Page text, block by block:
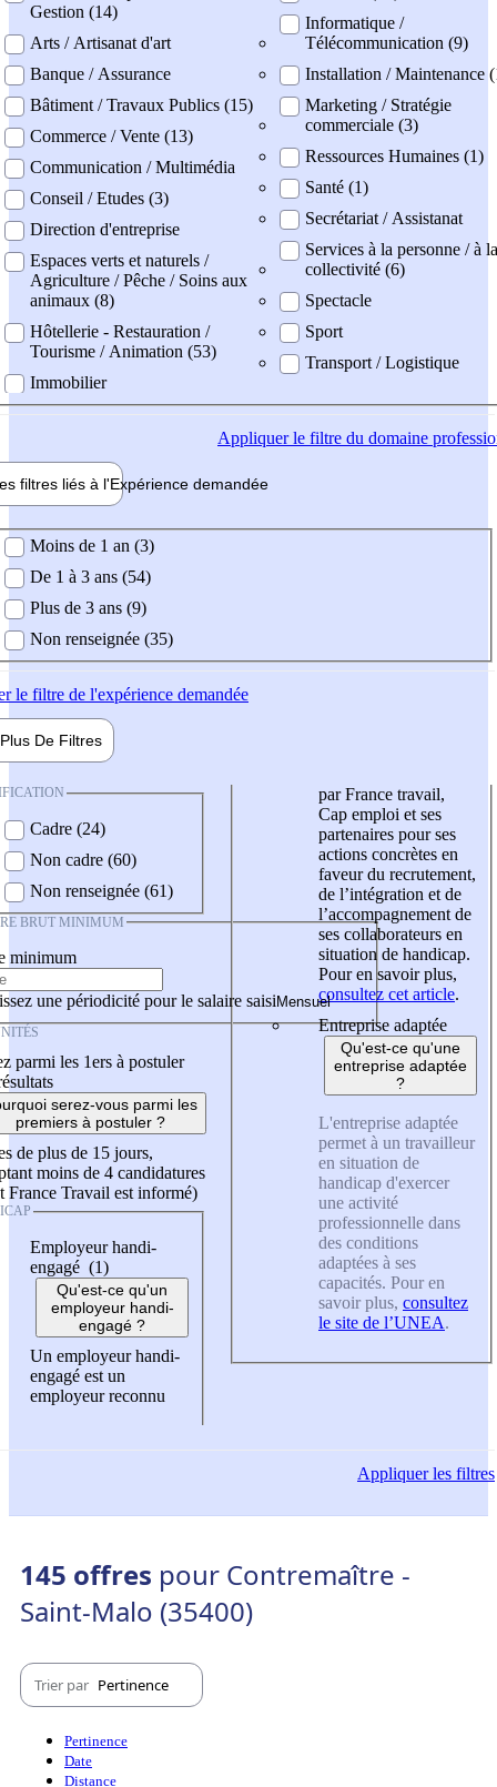
Gestion (14)
Arts / Artisanat d'art
Banque / Assurance
Bâtiment / Travaux Publics (15)
Commerce / Vente (13)
Communication / Multimédia
Conseil / Etudes (3)
Direction d'entreprise
Espaces verts et naturels /
Agriculture / Pêche / Soins aux
animaux (8)
Hôtellerie - Restauration /
Tourisme / Animation (53)
Immobilier
Informatique /
Télécommunication (9)
Installation / Maintenance
Marketing / Stratégie
commerciale (3)
Ressources Humaines (1)
Santé (1)
Secrétariat / Assistanat
Services à la personne / à la
collectivité (6)
Spectacle
Sport
Transport / Logistique
Appliquerle filtre du domaine
filtres liés à l'Expérience demandée
demandée
Moins de 1 an (3)
De 1 à 3 ans (54)
Plus de 3 ans (9)
Non renseignée (35)
le filtre de l'expérience demandée
Plus De Filtres
Cadre (24)
Non cadre (60)
Non renseignée (61)
BRUT MINIMUM
minimum
une périodicité pour le salaire saisi
parmi les 1ers à postuler
serez-vous parmi les
premiers à postuler ?
de plus de 15 jours,
moins de 4 candidatures
France Travail est informé)
Employeur handi-
engagé (1)
Qu'est-ce qu'un
employeur handi-
engagé ?
Un employeur handi-
engagé est un
employeur reconnu
par France travail,
Cap emploi et ses
partenaires pour ses
actions concrètes en
faveur du recrutement,
de l’intégration et de
l’accompagnement de
ses collaborateurs en
situation de handicap.
Pour en savoir plus,
consultez cet article.
Entreprise adaptée
Qu'est-ce qu'une
entreprise adaptée
?
L'entreprise adaptée
permet à un travailleur
en situation de
handicap d'exercer
une activité
professionnelle dans
des conditions
adaptées à ses
capacités. Pour en
savoir plus, consultez
le site de l’UNEA.
Appliquerles filtres
145 offres pour Contremaître -
Saint-Malo (35400)
Trier par Pertinence
Pertinence
Date
Distance